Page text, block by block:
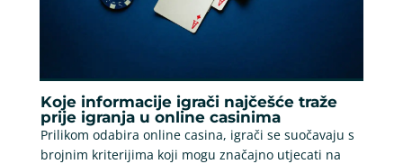
Koje informacije igrači najčešće traže
prije igranja u online casinima
Prilikom odabira online casina, igrači se suočavaju s
brojnim kriterijima koji mogu značajno utjecati na